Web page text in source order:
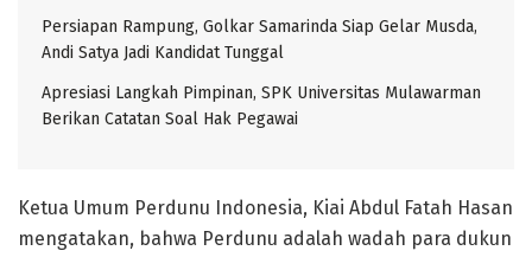
Persiapan Rampung, Golkar Samarinda Siap Gelar Musda,
Andi Satya Jadi Kandidat Tunggal
Apresiasi Langkah Pimpinan, SPK Universitas Mulawarman
Berikan Catatan Soal Hak Pegawai
Ketua Umum Perdunu Indonesia, Kiai Abdul Fatah Hasan
mengatakan, bahwa Perdunu adalah wadah para dukun